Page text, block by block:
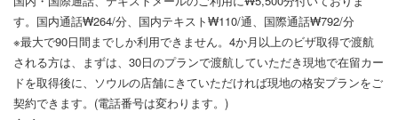
す。国内通話₩264/分、国内テキスト₩110/通、国際通話₩792/分
※最大で90日間までしか利用できません。4か月以上のビザ取得で渡航
される方は、まずは、30日のプランで渡航していただき現地で在留カー
ドを取得後に、ソウルの店舗にきていただければ現地の格安プランをご
契約できます。(電話番号は変わります。)